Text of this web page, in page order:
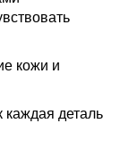
кожи и
деталь